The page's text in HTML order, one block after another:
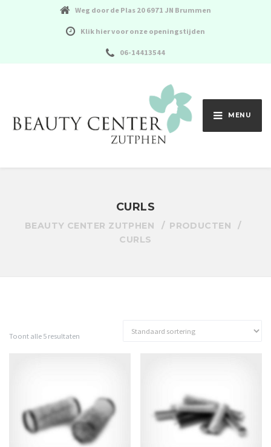
Weg door de Plas 20 6971 JN Brummen
Klik hier voor onze openingstijden
06-14413544
MENU
CURLS
BEAUTY CENTER ZUTPHEN
PRODUCTEN
CURLS
Toont alle 5 resultaten